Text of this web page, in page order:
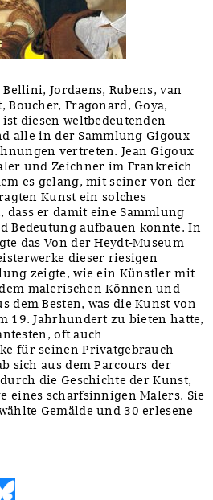
Jordaens, Rubens, van
Boucher, Fragonard, Goya,
diesen weltbedeutenden
alle in der Sammlung Gigoux
vertreten. Jean Gigoux
und Zeichner im Frankreich
es gelang, mit seiner von der
Kunst ein solches
dass er damit eine Sammlung
Bedeutung aufbauen konnte. In
das Von der Heydt-Museum
dieser riesigen
zeigte, wie ein Künstler mit
malerischen Können und
dem Besten, was die Kunst von
19. Jahrhundert zu bieten hatte,
oft auch
für seinen Privatgebrauch
sich aus dem Parcours der
die Geschichte der Kunst,
eines scharfsinnigen Malers. Sie
Gemälde und 30 erlesene